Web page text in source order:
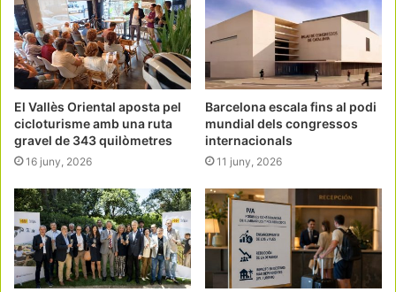
El Vallès Oriental aposta pel
cicloturisme amb una ruta
gravel de 343 quilòmetres
16 juny, 2026
Barcelona escala fins al podi
mundial dels congressos
internacionals
11 juny, 2026